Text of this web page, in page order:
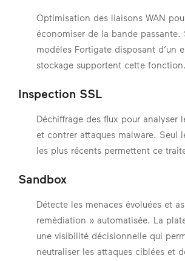
Optimisation des liaisons WAN
économiser de la bande passante.
modéles Fortigate disposant d’un
stockage supportent cette fonction.
Inspection SSL
Déchiffrage des flux pour analyser
et contrer attaques malware. Seul
les plus récents permettent ce
Sandbox
Détecte les menaces évoluées et
remédiation » automatisée. La
une visibilité décisionnelle qui
neutraliser les attaques ciblées et